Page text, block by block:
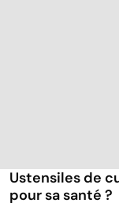
Ustensiles de
pour sa santé ?